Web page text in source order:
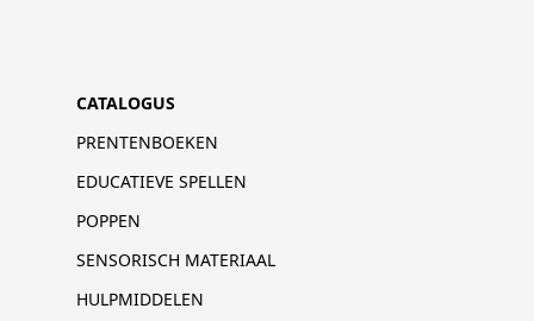
CATALOGUS
PRENTENBOEKEN
EDUCATIEVE SPELLEN
POPPEN
SENSORISCH MATERIAAL
HULPMIDDELEN